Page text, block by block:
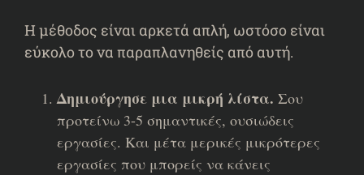
Η μέθοδος είναι αρκετά απλή, ωστόσο είναι
εύκολο το να παραπλανηθείς από αυτή.
Δημιούργησε μια μικρή λίστα. Σου
προτείνω 3-5 σημαντικές, ουσιώδεις
εργασίες. Και μέτα μερικές μικρότερες
εργασίες που μπορείς να κάνεις